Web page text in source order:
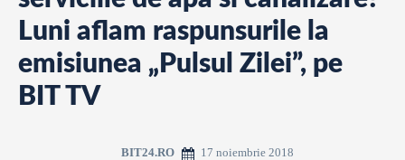
Luni aflam raspunsurile la
emisiunea „Pulsul Zilei”, pe
BIT TV
BIT24.RO 17 noiembrie 2018